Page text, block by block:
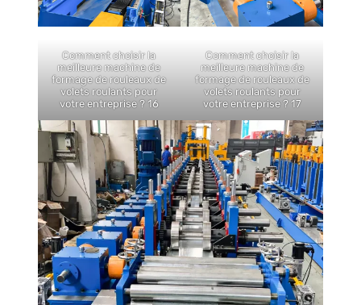
Comment choisir la
meilleure machine de
formage de rouleaux de
volets roulants pour
votre entreprise ? 16
Comment choisir la
meilleure machine de
formage de rouleaux de
volets roulants pour
votre entreprise ? 17